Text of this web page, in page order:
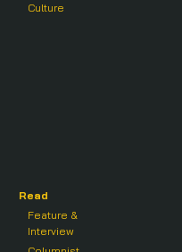
Culture
Read
Feature &
Interview